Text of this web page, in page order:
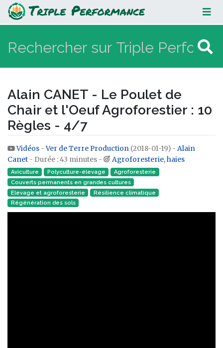
Alain CANET - Le Poulet de Chair et
l'Oeuf Agroforestier : 10 Règles -
4/7
Alain CANET - Le Poulet de
Chair et l'Oeuf Agroforestier : 10
Règles - 4/7
Aller à :navigation,rechercher
Vidéos -Ver de Terre Production (2018-01-19) - Alain
Canet - Durée : 43 minutes - Agroforesterie, haies
Aviculture Polyculture-élevage
Agroforesterie
Couverts permanents en grandes cultures
Elevage et agroforesterie
Résilience climatique
Régénération des sols